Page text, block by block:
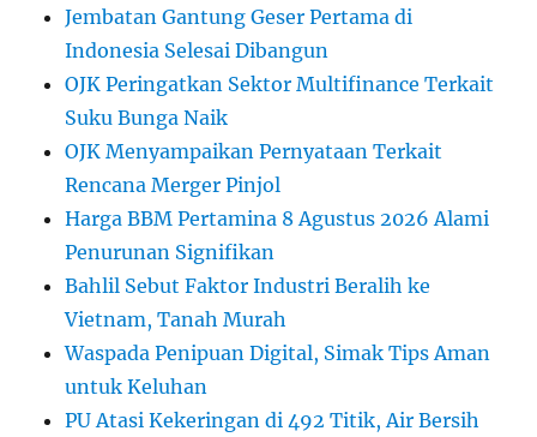
Jembatan Gantung Geser Pertama di
Indonesia Selesai Dibangun
OJK Peringatkan Sektor Multifinance Terkait
Suku Bunga Naik
OJK Menyampaikan Pernyataan Terkait
Rencana Merger Pinjol
Harga BBM Pertamina 8 Agustus 2026 Alami
Penurunan Signifikan
Bahlil Sebut Faktor Industri Beralih ke
Vietnam, Tanah Murah
Waspada Penipuan Digital, Simak Tips Aman
untuk Keluhan
PU Atasi Kekeringan di 492 Titik, Air Bersih